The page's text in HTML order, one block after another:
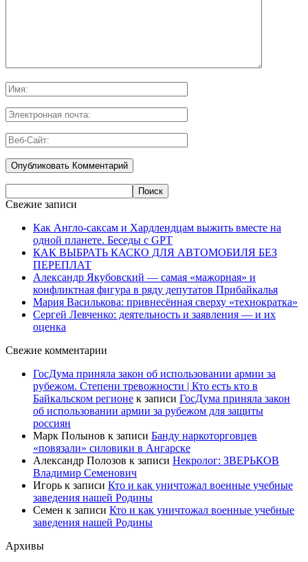
Свежие записи
Как Англо-саксам и Хардлендцам выжить вместе на
одной планете. Беседы с GPT
КАК ВЫБРАТЬ КАСКО ДЛЯ АВТОМОБИЛЯ БЕЗ
ПЕРЕПЛАТ
Александр Якубовский — самая «мажорная» и
конфликтная фигура в ряду депутатов Прибайкалья
Мария Василькова: привнесённая сверху «технократка»
Сергей Левченко: деятельность и заявления — и их
оценка
Свежие комментарии
ГосДума приняла закон об использовании армии за
рубежом. Степени тревожности | Кто есть кто в
Байкальском регионе к записи ГосДума приняла закон
об использовании армии за рубежом для защиты
россиян
Марк Полынов к записи Банду наркоторговцев
«повязали» силовики в Ангарске
Александр Полозов к записи Некролог: ЗВЕРЬКОВ
Владимир Семенович
Игорь к записи Кто и как уничтожал военные учебные
заведения нашей Родины
Семен к записи Кто и как уничтожал военные учебные
заведения нашей Родины
Архивы